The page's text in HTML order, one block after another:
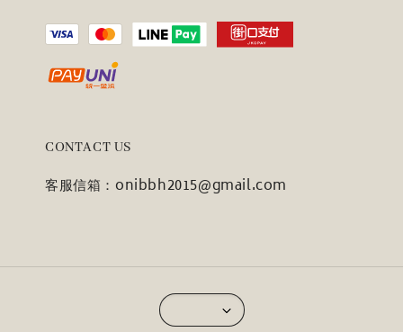
CONTACT US
客服信箱：onibbh2015@gmail.com